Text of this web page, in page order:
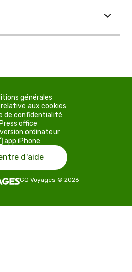
générales
aux cookies
de confidentialité
Press office
ordinateur
app iPhone
d'aide
GO Voyages © 2026